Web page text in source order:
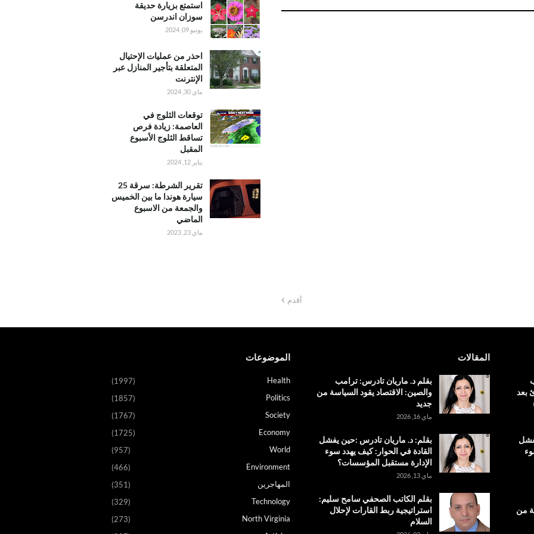
أقدم
استمتع بزيارة حديقة
سوزان اندرسن
يونيو 09, 2024
احذر من عمليات الإحتيال
المتعلقة بتأجير المنازل عبر
الإنترنت
ماي 30, 2024
توقعات الثلوج في
العاصمة: زيادة فرص
تساقط الثلوج الأسبوع
المقبل
يناير 12, 2024
تقرير الشرطة: سرقة 25
سيارة هوندا ما بين الخميس
والجمعة من الاسبوع
الماضي
ماي 23, 2023
بعد
من
المقالات
بقلم د. ماريان تادرس: ترامب
والصين: الاقتصاد يقود السياسة من
جديد
ماي 16, 2026
بقلم: د. ماريان تادرس :حين يفشل
القادة في الحوار: كيف يهدد سوء
الإدارة مستقبل المؤسسات؟
ماي 13, 2026
بقلم الكاتب الصحفي سامح سليم:
استراتيجية ربط القارات لإحلال
السلام
الموضوعات
Health
(1997)
Politics
(1857)
Society
(1767)
Economy
(1725)
World
(957)
Environment
(466)
المهاجرين
(351)
Technology
(329)
North Virginia
(273)